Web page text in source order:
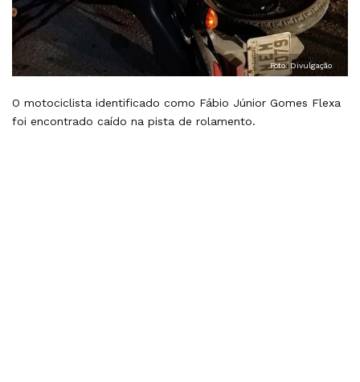
Foto: Divulgação
O motociclista identificado como Fábio Júnior Gomes Flexa
foi encontrado caído na pista de rolamento.